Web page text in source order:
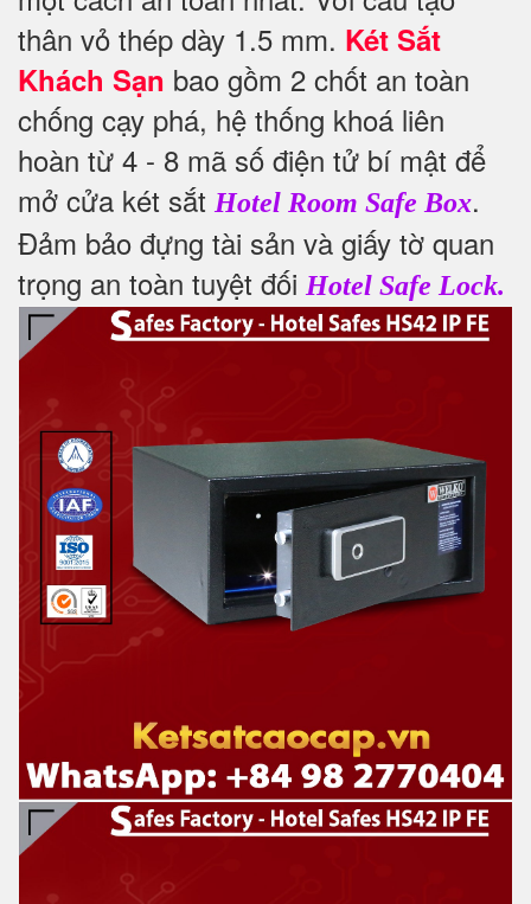
thân vỏ thép dày 1.5 mm. Két Sắt
Khách Sạn bao gồm 2 chốt an toàn
chống cạy phá, hệ thống khoá liên
hoàn từ 4 - 8 mã số điện tử bí mật để
mở cửa két sắt Hotel Room Safe Box.
Đảm bảo đựng tài sản và giấy tờ quan
trọng an toàn tuyệt đối Hotel Safe Lock.